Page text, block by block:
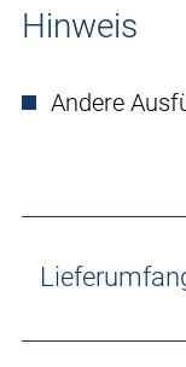
Hinweis
Andere